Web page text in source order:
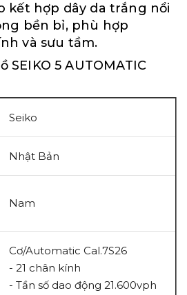
kết hợp dây da trắng nổi
bền bỉ, phù hợp
và sưu tầm.
SEIKO 5 AUTOMATIC
Seiko
Nhật Bản
Nam
Cơ/Automatic Cal.7S26
- 21 chân kính
- Tần số dao động 21.600vph